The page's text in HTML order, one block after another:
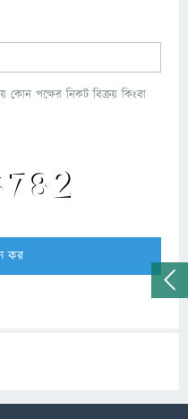
কোন পক্ষের নিকট বিক্রয় কিংবা